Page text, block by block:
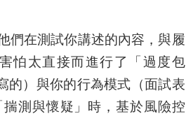
們在測試你講述的內容，與履
怕太直接而進行了「過度包
的）與你的行為模式（面試表
測與懷疑」時，基於風險控